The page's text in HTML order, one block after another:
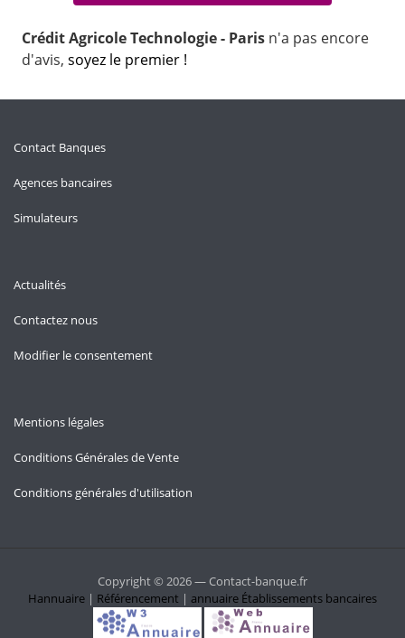
Crédit Agricole Technologie - Paris n'a pas encore
d'avis, soyez le premier !
Contact Banques
Agences bancaires
Simulateurs
Actualités
Contactez nous
Modifier le consentement
Mentions légales
Conditions Générales de Vente
Conditions générales d'utilisation
Copyright © 2026 — Contact-banque.fr
Hannuaire | Référencement | annuaire Établissements bancaires